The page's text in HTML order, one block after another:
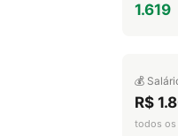
1.619
💰
R$
todos os